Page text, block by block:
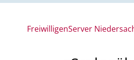
FreiwilligenServer